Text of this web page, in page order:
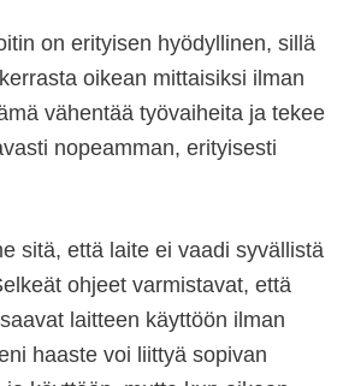
on erityisen hyödyllinen, sillä
oikean mittaisiksi ilman
vähentää työvaiheita ja tekee
nopeamman, erityisesti
sitä, että laite ei vaadi syvällistä
ohjeet varmistavat, että
laitteen käyttöön ilman
haaste voi liittyä sopivan